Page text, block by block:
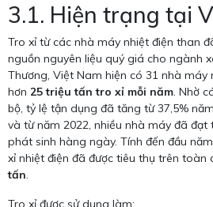
3.1. Hiện trạng tại
Tro xỉ từ các nhà máy nhiệt điện than
nguồn nguyên liệu quý giá cho ngành
Thương, Việt Nam hiện có 31 nhà máy
hơn 25 triệu tấn tro xỉ mỗi năm. Nhờ
bộ, tỷ lệ tận dụng đã tăng từ 37,5%
và từ năm 2022, nhiều nhà máy đã đạt
phát sinh hàng ngày. Tính đến đầu
xỉ nhiệt điện đã được tiêu thụ trên toàn
tấn.
Tro xỉ được sử dụng làm: